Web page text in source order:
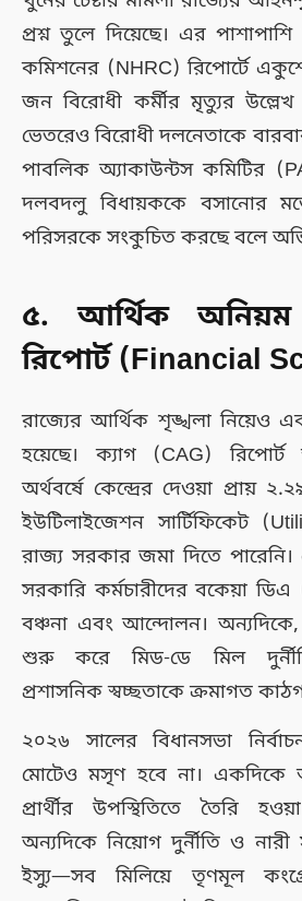
প্রশ্ন তুলে দিয়েছে। এর
কমিশনের (NHRC) রিপোর্টে
জন বিরোধী কর্মীর মৃত্যুর উল্লেখ
ভেতরেও বিরোধী দলনেতাকে
পাবলিক অ্যাকাউন্টস কমিটির
দলবদলু বিধায়ককে বসানোর
পরিসরকে সংকুচিত করছে বলে
৫. আর্থিক
রিপোর্ট (Financial
রাজ্যের আর্থিক শৃঙ্খলা নিয়েও
হয়েছে। ক্যাগ (CAG)
অর্থবর্ষে কেন্দ্রের দেওয়া প্রায়
ইউটিলাইজেশন সার্টিফিকেট
রাজ্য সরকার জমা দিতে পারেনি।
সরকারি কর্মচারীদের বকেয়া
বঞ্চনা এবং আন্দোলন।
শুরু করে মিড-ডে মিল
প্রশাসনিক স্বচ্ছতাকে ক্রমাগত
২০২৬ সালের বিধানসভা
মোটেও মসৃণ হবে না। একদিকে
প্রার্থীর উপস্থিতিতে তৈরি
অন্যদিকে নিয়োগ দুর্নীতি ও
ইস্যু—সব মিলিয়ে তৃণমূল